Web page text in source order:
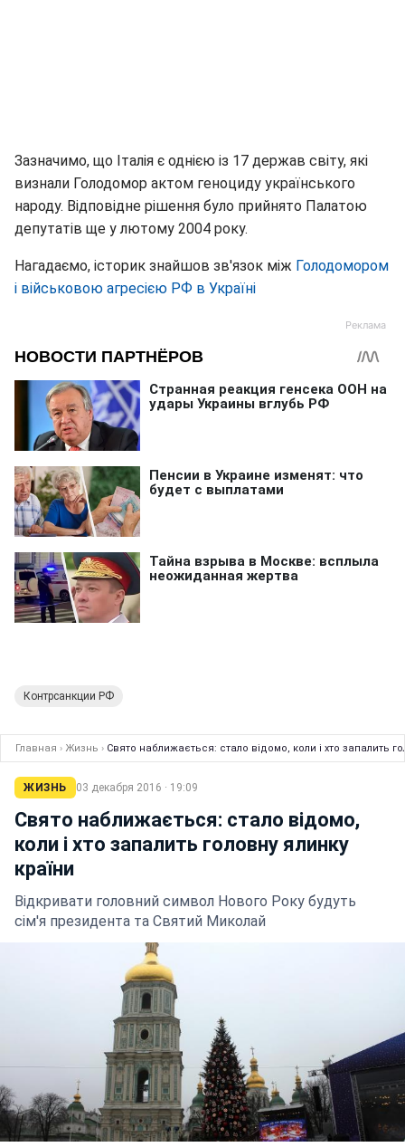
Зазначимо, що Італія є однією із 17 держав світу, які
визнали Голодомор актом геноциду українського
народу. Відповідне рішення було прийнято Палатою
депутатів ще у лютому 2004 року.
Нагадаємо, історик знайшов зв'язок між Голодомором
і військовою агресією РФ в Україні
Контрсанкции РФ
Главная › Жизнь › Свято наближається: стало відомо, коли і хто запалить
ЖИЗНЬ 03 декабря 2016 · 19:09
Свято наближається: стало відомо,
коли і хто запалить головну ялинку
країни
Відкривати головний символ Нового Року будуть
сім'я президента та Святий Миколай